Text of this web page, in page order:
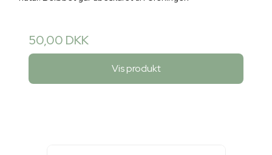
50,00 DKK
Vis produkt